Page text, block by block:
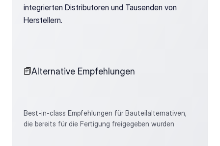
integrierten Distributoren und Tausenden von
Herstellern.
Alternative Empfehlungen
Best-in-class Empfehlungen für Bauteilalternativen,
die bereits für die Fertigung freigegeben wurden